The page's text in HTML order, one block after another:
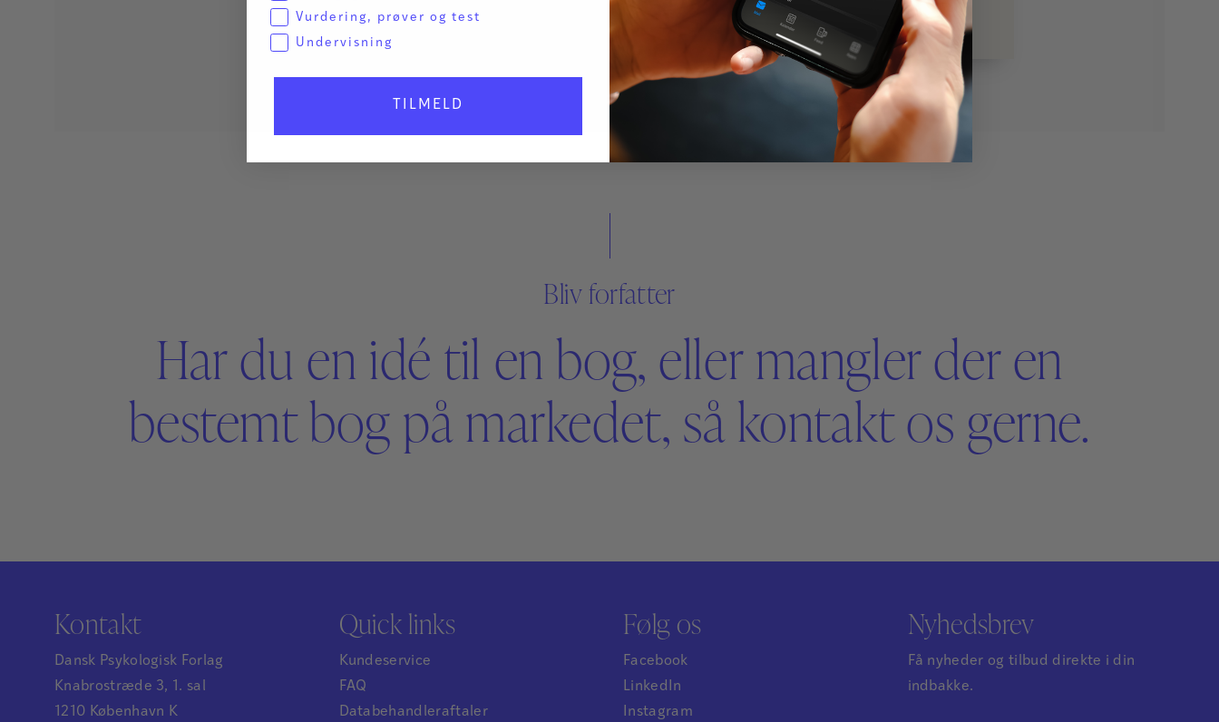
Bliv forfatter
Har du en idé til en bog, eller mangler der en
bestemt bog på markedet, så kontakt os gerne.
Kontakt
Dansk Psykologisk Forlag
Knabrostræde 3, 1. sal
1210 København K
Quick links
Kundeservice
FAQ
Databehandleraftaler
Følg os
Facebook
LinkedIn
Instagram
Nyhedsbrev
Få nyheder og tilbud direkte i din
indbakke.
Vurdering, prøver og test
Undervisning
TILMELD